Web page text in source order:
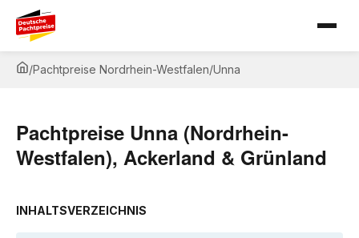
/Pachtpreise Nordrhein-Westfalen/Unna
Pachtpreise Unna (Nordrhein-
Westfalen), Ackerland & Grünland
INHALTSVERZEICHNIS